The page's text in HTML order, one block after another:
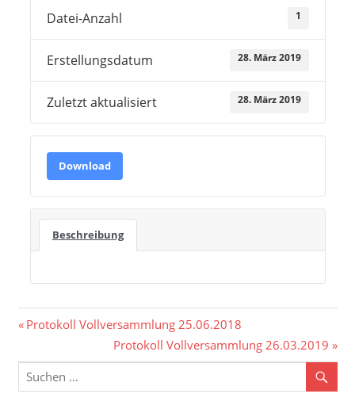
Datei-Anzahl 1
Erstellungsdatum 28. März 2019
Zuletzt aktualisiert 28. März 2019
Download
Beschreibung
Beitragsnavigation
Vorheriger
Protokoll Vollversammlung 25.06.2018
Nächster
Beitrag:
Protokoll Vollversammlung 26.03.2019